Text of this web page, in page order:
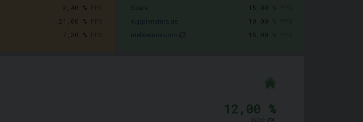
2,40 %
21,00 %
7,20 %
15,00 %
10,00 %
15,00 %
12,00 %